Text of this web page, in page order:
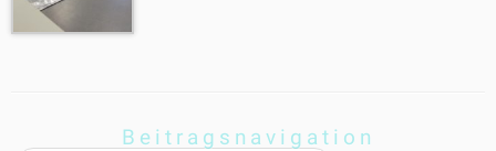
Beitragsnavigation